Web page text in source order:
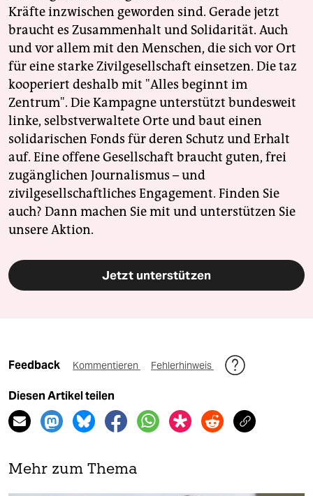
Kräfte inzwischen geworden sind. Gerade jetzt
braucht es Zusammenhalt und Solidarität. Auch
und vor allem mit den Menschen, die sich vor Ort
für eine starke Zivilgesellschaft einsetzen. Die taz
kooperiert deshalb mit "Alles beginnt im
Zentrum". Die Kampagne unterstützt bundesweit
linke, selbstverwaltete Orte und baut einen
solidarischen Fonds für deren Schutz und Erhalt
auf. Eine offene Gesellschaft braucht guten, frei
zugänglichen Journalismus – und
zivilgesellschaftliches Engagement. Finden Sie
auch? Dann machen Sie mit und unterstützen Sie
unsere Aktion.
Jetzt unterstützen
Feedback Kommentieren Fehlerhinweis
Diesen Artikel teilen
Mehr zum Thema